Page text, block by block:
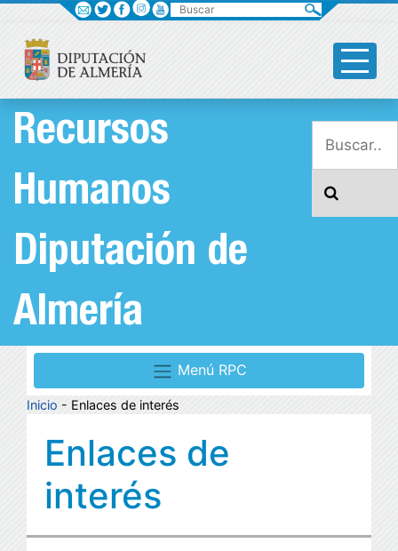
Buscar
Recursos
Humanos
Diputación de
Almería
Menú RPC
Inicio - Enlaces de interés
Enlaces de
interés